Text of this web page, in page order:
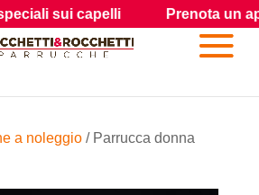
a noleggio/ Parrucca donna
sui capelli Prenota un